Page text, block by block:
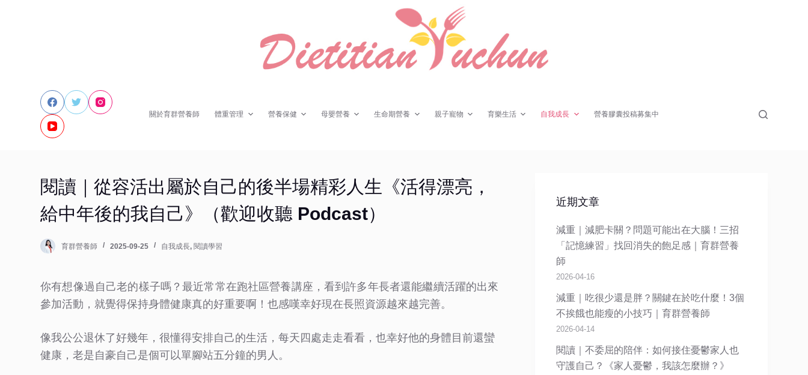
關於育群營養師 體重管理 營養保健 母嬰營養 生命期營養 親子寵物 育樂生活 自我成長 營養膠囊投稿募集中
閱讀｜從容活出屬於自己的後半場精彩人生《活得漂亮，
給中年後的我自己》（歡迎收聽 Podcast）
育群營養師 2025-09-25 自我成長,閱讀學習
你有想像過自己老的樣子嗎？最近常常在跑社區營養講座，看到許多年長者還能繼續活躍的出來
參加活動，就覺得保持身體健康真的好重要啊！也感嘆幸好現在長照資源越來越完善。
像我公公退休了好幾年，很懂得安排自己的生活，每天四處走走看看，也幸好他的身體目前還蠻
健康，老是自豪自己是個可以單腳站五分鐘的男人。
近期文章
減重｜減肥卡關？問題可能出在大腦！三招
「記憶練習」找回消失的飽足感｜育群營養
師
2026-04-16
減重｜吃很少還是胖？關鍵在於吃什麼！3個
不挨餓也能瘦的小技巧｜育群營養師
2026-04-14
閱讀｜不委屈的陪伴：如何接住憂鬱家人也
守護自己？《家人憂鬱，我該怎麼辦？》